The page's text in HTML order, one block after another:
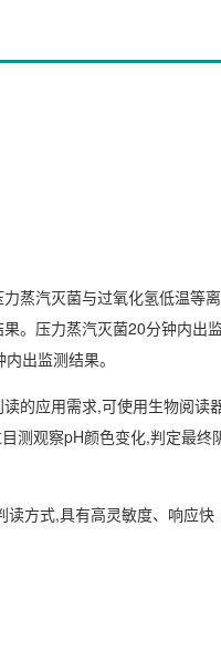
蒸汽灭菌与过氧化氢低温等离
。压力蒸汽灭菌20分钟内出
出监测结果。
的应用需求,可使用生物阅读
测观察pH颜色变化,判定最终
读方式,具有高灵敏度、响应快